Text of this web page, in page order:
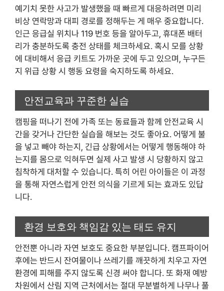
예기치 못한 사고가 발생했을 때 빠르게 대응하려면 미리
비상 연락망과 대피 경로를 정해두는 게 매우 중요합니다.
인근 응급실 위치나 119 번호 등을 알아두고, 휴대폰 배터
리가 충분하도록 충전 상태를 체크하세요. 혹시 모를 상황
에 대비해서 응급 키트도 가까운 곳에 두고 있으며, 누구든
지 위급 상황 시 행동 요령을 숙지하도록 하세요.
안전교육과 꾸준한 실습
캠핑을 떠나기 전에 가족 또는 동료들과 함께 안전교육 시
간을 갖거나 간단한 실습을 해보는 것도 좋아요. 어떻게 불
을 넣고 빼야 하는지, 긴급 상황에서는 어떻게 행동해야 하
는지를 몸으로 익혀두면 실제 사고 발생 시 당황하지 않고
침착하게 대처할 수 있습니다. 특히 어린 아이들은 이 과정
을 통해 자연스럽게 안전 의식을 기르게 되는 효과도 있답
니다.
환경 보호와 책임감 있는 태도 유지
안전뿐 아니라 자연 보호도 중요한 부분입니다. 캠프파이어
후에는 반드시 잔여물이나 쓰레기를 깨끗하게 치우고 자연
환경에 피해를 주지 않도록 신경 써야 합니다. 또 화재 예방
차원에서 산림 지역 근처에서는 절대 무분별하게 나무나 풀